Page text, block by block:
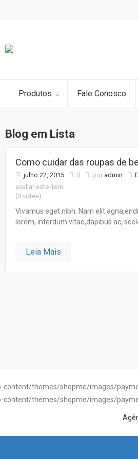
Produtos Fale Conosco
Blog em Lista
Como cuidar das roupas de
julho 22, 2015 0 por admin
avaliar este item
(0 votes)
Vivamus eget nibh. Nam elit
lorem, interdum vitae,dapibus ac,
Leia Mais